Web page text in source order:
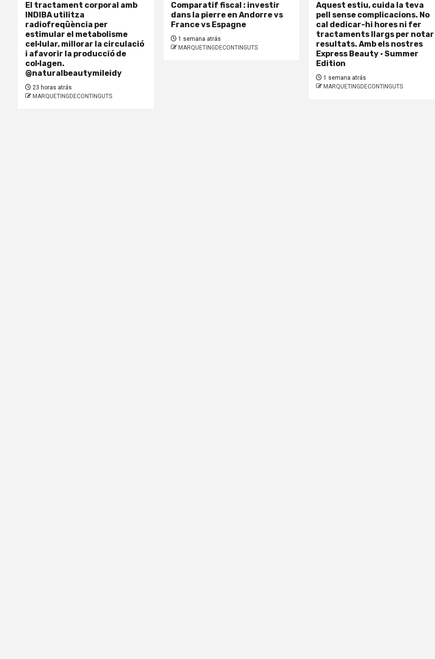
El tractament corporal amb
INDIBA utilitza
radiofreqüència per
estimular el metabolisme
cel·lular, millorar la circulació
i afavorir la producció de
col·lagen.
@naturalbeautymileidy
23 horas atrás
MARQUETINGDECONTINGUTS
Comparatif fiscal : investir
dans la pierre en Andorre vs
France vs Espagne
1 semana atrás
MARQUETINGDECONTINGUTS
Aquest estiu, cuida la teva
pell sense complicacions. No
cal dedicar-hi hores ni fer
tractaments llargs per notar
resultats. Amb els nostres
Express Beauty · Summer
Edition
1 semana atrás
MARQUETINGDECONTINGUTS